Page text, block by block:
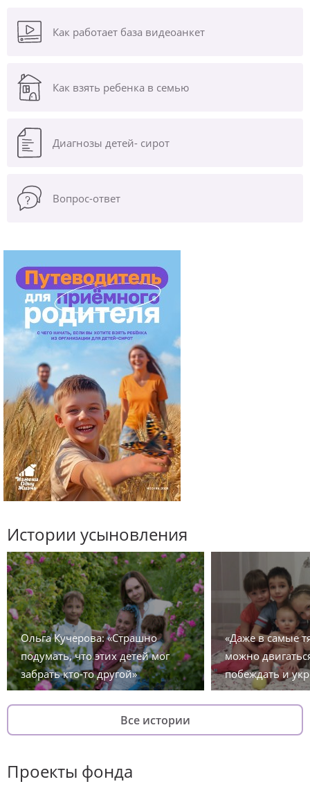
Как работает база видеоанкет
Как взять ребенка в семью
Диагнозы детей- сирот
Вопрос-ответ
Истории усыновления
Ольга Кучерова: «Страшно
подумать, что этих детей мог
забрать кто-то другой»
«Даже в самые
можно
побеждать и
Все истории
Проекты фонда